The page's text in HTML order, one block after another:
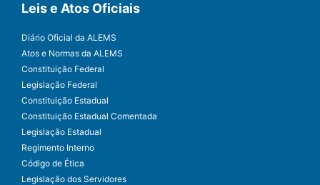
Leis e Atos Oficiais
Diário Oficial da ALEMS
Atos e Normas da ALEMS
Constituição Federal
Legislação Federal
Constituição Estadual
Constituição Estadual Comentada
Legislação Estadual
Regimento Interno
Código de Ética
Legislação dos Servidores